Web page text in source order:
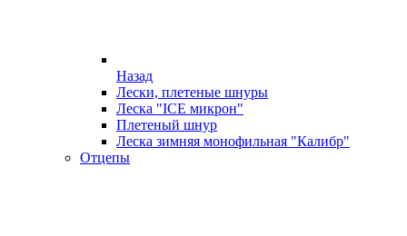
Назад
Лески, плетеные шнуры
Леска "ICE микрон"
Плетеный шнур
Леска зимняя монофильная "Калибр"
Отцепы